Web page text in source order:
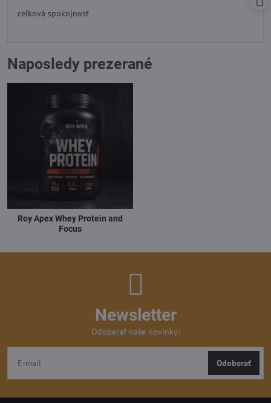
celková spokojnosť
Naposledy prezerané
Roy Apex Whey Protein and
Focus
Newsletter
Odoberať naše novinky:
Odoberať